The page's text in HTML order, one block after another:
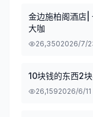
金边施柏阁酒店|
大咖
26,3502026/7/
10块钱的东西2
26,1592026/6/11